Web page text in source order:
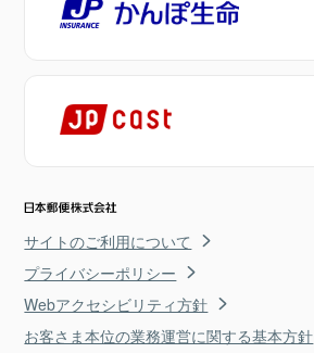
サイトのご利用について
プライバシーポリシー
Webアクセシビリティ方針
お客さま本位の業務運営に関する基本方針